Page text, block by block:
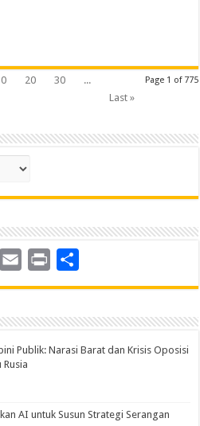
Page 1 of 775
20 30
...
Last »
Telegram
Email Print
Publik: Narasi Barat dan Krisis Oposisi
Rusia
AI untuk Susun Strategi Serangan